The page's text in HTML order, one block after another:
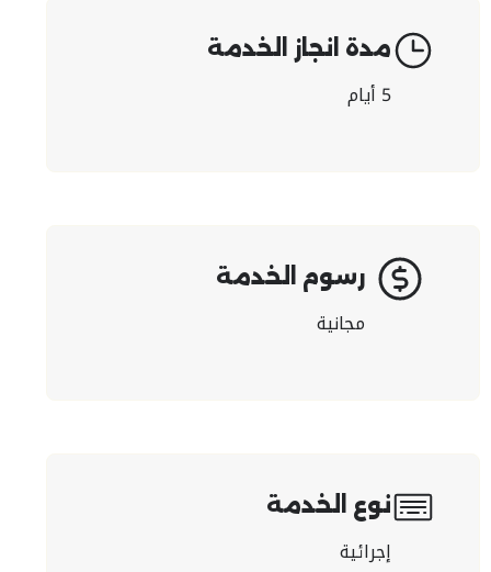
مدة انجاز الخدمة
5 أيام
رسوم الخدمة
مجانية
نوع الخدمة
إجرائية